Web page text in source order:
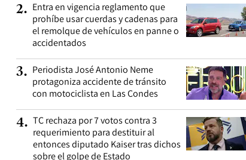
2. Entra en vigencia reglamento que
prohíbe usar cuerdas y cadenas para
el remolque de vehículos en panne o
accidentados
3. Periodista José Antonio Neme
protagoniza accidente de tránsito
con motociclista en Las Condes
4. TC rechaza por 7 votos contra 3
requerimiento para destituir al
entonces diputado Kaiser tras dichos
sobre el golpe de Estado